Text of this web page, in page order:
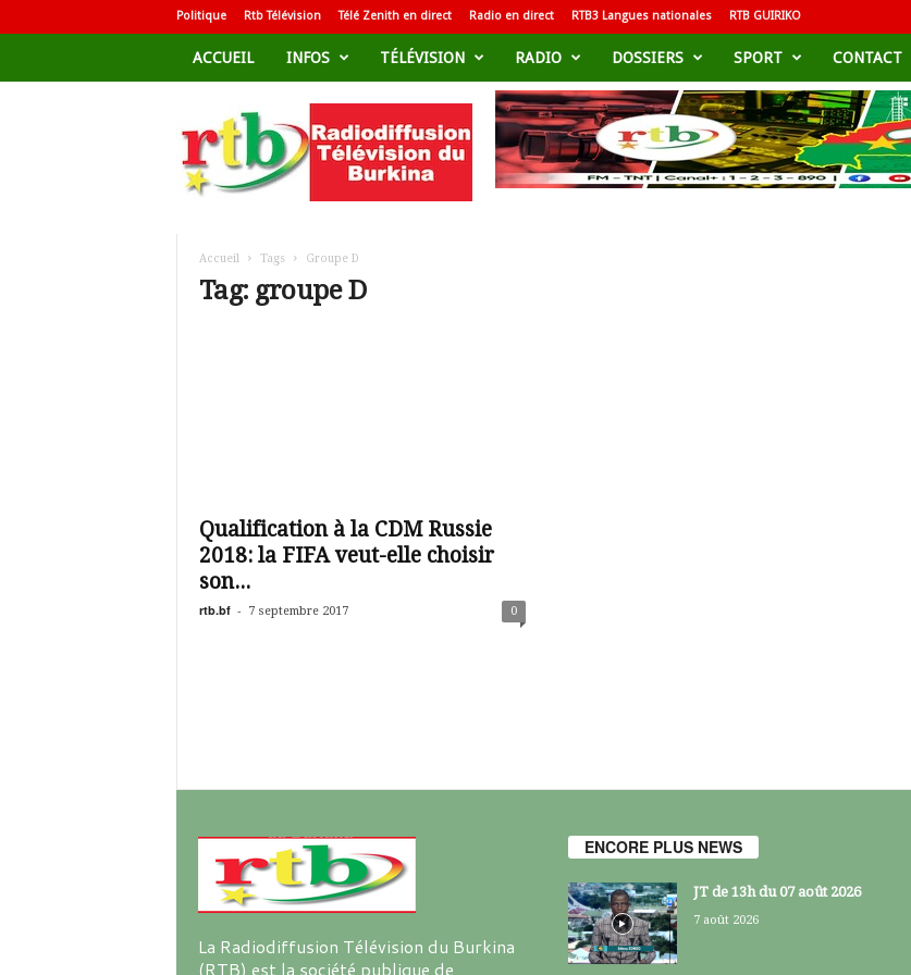
Politique Rtb Télévision Télé Zenith en direct Radio en direct RTB3 Langues nationales RTB GUIRIKO
ACCUEIL INFOS TÉLÉVISION RADIO DOSSIERS SPORT CONTACT
d
i
i
Accueil Tags Groupe D
Tag: groupe D
Qualification à la CDM Russie
2018: la FIFA veut-elle choisir
son...
rtb.bf - 7 septembre 2017 0
La Radiodiffusion Télévision du Burkina
(RTB) est la société publique de
ENCORE PLUS NEWS
JT de 13h du 07 août 2026
7 août 2026